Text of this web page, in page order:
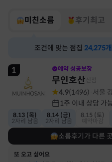
미친소름 후기최고
조건에 맞는 점집 24,275개
1 예약 성공보장
무인호산
4.9(1496) 서울
1주 이내 상담 가
8.13 (목)
2자리 남음
8.14 (금)
2자리 남음
8.15 (토)
소름후기가 다른
또 오고 싶어요